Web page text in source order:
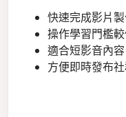
快速完成影片
操作學習門檻
適合短影音內容
方便即時發布